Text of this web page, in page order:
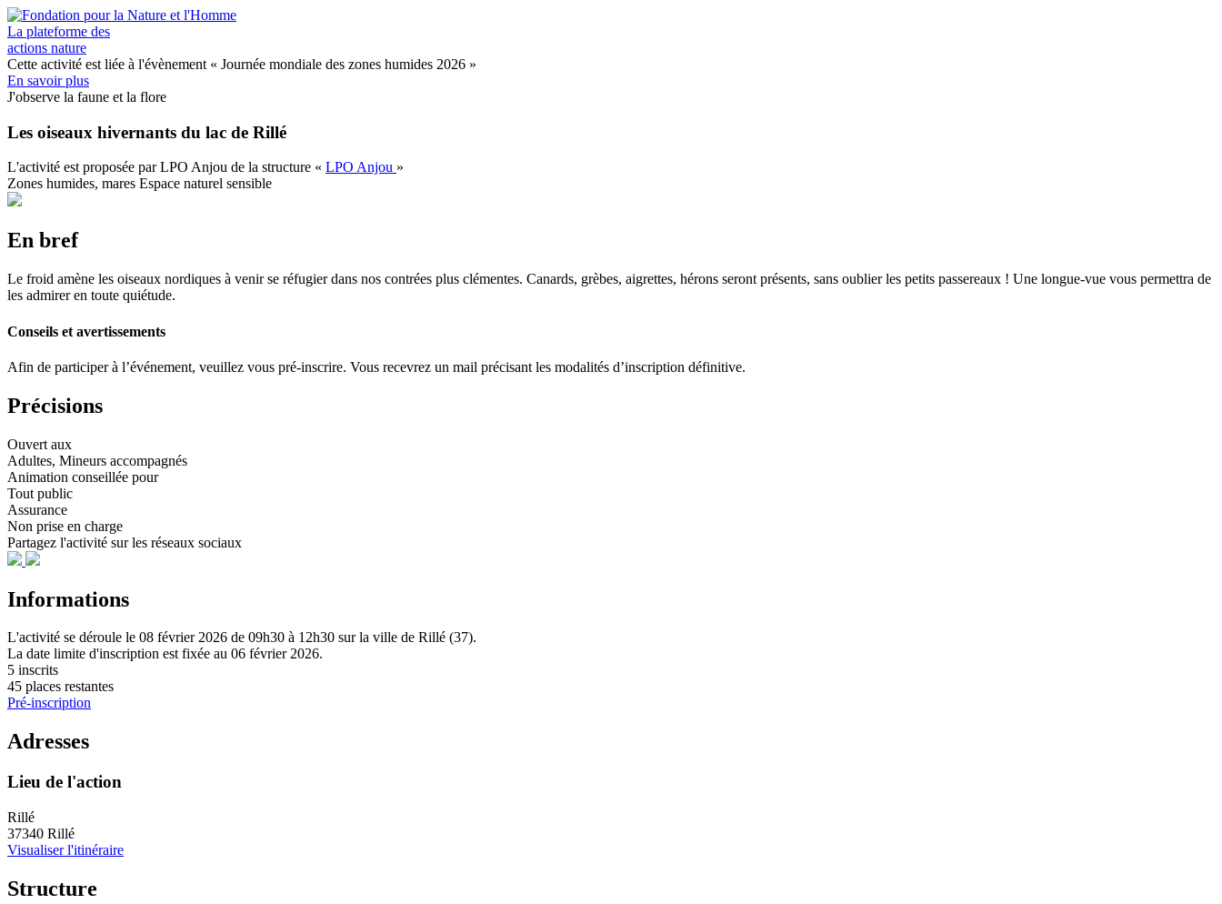
Aller
au
contenu
principal
La plateforme des
actions nature
Cette activité est liée à l'évènement « Journée mondiale des zones humides 2026 »
En savoir plus
J'observe la faune et la flore
Les oiseaux hivernants du lac de Rillé
L'activité est proposée parLPO Anjou de la structure « LPO Anjou »
Zones humides, mares Espace naturel sensible
En bref
Le froid amène les oiseaux nordiques à venir se réfugier dans nos contrées plus clémentes. Canards, grèbes, aigrettes, hérons seront présents, sans oublier les petits passereaux ! Une longue-vue vous permettra de
les admirer en toute quiétude.
Conseils et avertissements
Afin de participer à l’événement, veuillez vous pré-inscrire. Vous recevrez un mail précisant les modalités d’inscription définitive.
Précisions
Ouvert aux
Adultes, Mineurs accompagnés
Animation conseillée pour
Tout public
Assurance
Non prise en charge
Partagez l'activité sur les réseaux sociaux
Informations
L'activité se déroule le 08 février 2026 de 09h30 à 12h30 sur la ville de Rillé (37).
La date limite d'inscription est fixée au 06 février 2026.
5 inscrits
45 places restantes
Pré-inscription
Adresses
Lieu de l'action
Rillé
37340 Rillé
Visualiser l'itinéraire
Structure